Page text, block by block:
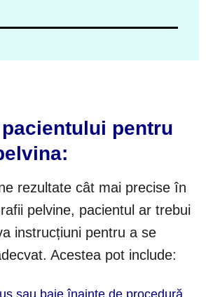
pentru
rezultate cât mai precise în
pelvine, pacientul ar trebui
instrucțiuni pentru a se
Acestea pot include: